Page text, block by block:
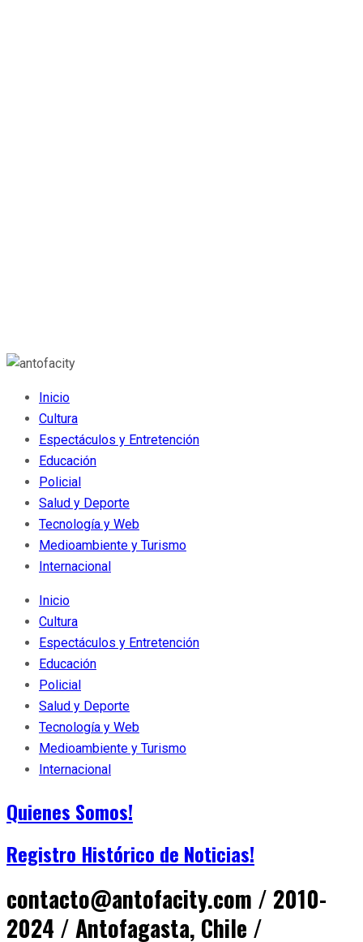
Inicio
Cultura
Espectáculos y Entretención
Educación
Policial
Salud y Deporte
Tecnología y Web
Medioambiente y Turismo
Internacional
Inicio
Cultura
Espectáculos y Entretención
Educación
Policial
Salud y Deporte
Tecnología y Web
Medioambiente y Turismo
Internacional
Quienes Somos!
Registro Histórico de Noticias!
contacto@antofacity.com / 2010-
2024 / Antofagasta, Chile /